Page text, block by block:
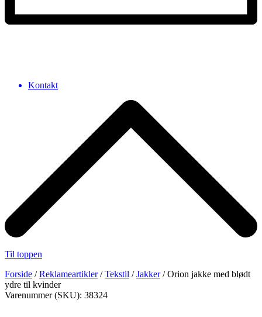
Kontakt
Til toppen
Forside /Reklameartikler/Tekstil /Jakker/ Orion jakke med blødt
ydre til kvinder
Varenummer (SKU): 38324